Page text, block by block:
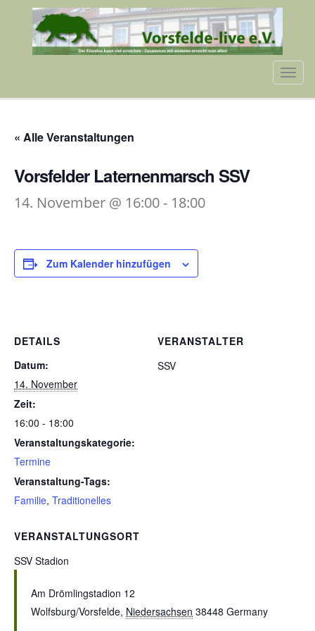
« Alle Veranstaltungen
Vorsfelder Laternenmarsch SSV
14. November @ 16:00- 18:00
Zum Kalender hinzufügen
DETAILS
Datum:
14. November
Zeit:
16:00 - 18:00
Veranstaltungskategorie:
Termine
Veranstaltung-Tags:
Familie, Traditionelles
VERANSTALTUNGSORT
SSV Stadion
Am Drömlingstadion 12
Wolfsburg/Vorsfelde, Niedersachsen 38448 Germany
VERANSTALTER
SSV